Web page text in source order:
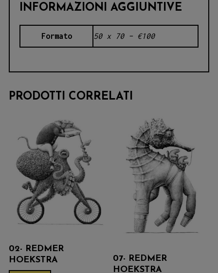
INFORMAZIONI AGGIUNTIVE
Formato 50 x 70 – €100
PRODOTTI CORRELATI
02- REDMER
HOEKSTRA
07- REDMER
HOEKSTRA